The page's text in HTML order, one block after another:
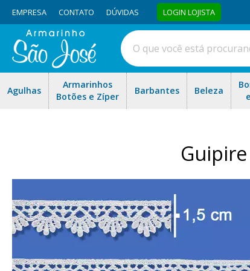
EMPRESA CONTATO DÚVIDAS LOGIN LOJISTA
Agulhas
Armarinhos
Botões e Zíper
Barbantes Beleza